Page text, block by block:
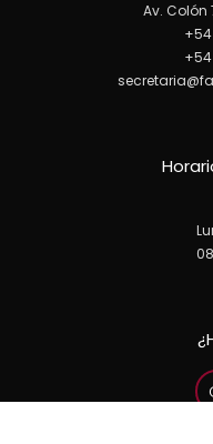
Av. Colón